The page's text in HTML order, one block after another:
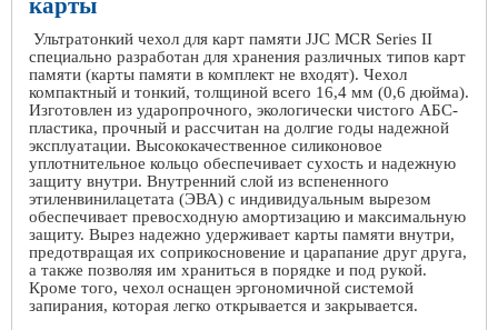
Ультратонкий чехол для карт памяти JJC MCR Series II
специально разработан для хранения различных типов карт
памяти (карты памяти в комплект не входят). Чехол
компактный и тонкий, толщиной всего 16,4 мм (0,6 дюйма).
Изготовлен из ударопрочного, экологически чистого АБС-
пластика, прочный и рассчитан на долгие годы надежной
эксплуатации. Высококачественное силиконовое
уплотнительное кольцо обеспечивает сухость и надежную
защиту внутри. Внутренний слой из вспененного
этиленвинилацетата (ЭВА) с индивидуальным вырезом
обеспечивает превосходную амортизацию и максимальную
защиту. Вырез надежно удерживает карты памяти внутри,
предотвращая их соприкосновение и царапание друг друга,
а также позволяя им храниться в порядке и под рукой.
Кроме того, чехол оснащен эргономичной системой
запирания, которая легко открывается и закрывается.